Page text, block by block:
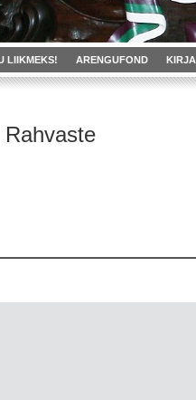
LIIKMEKS! ARENGUFOND